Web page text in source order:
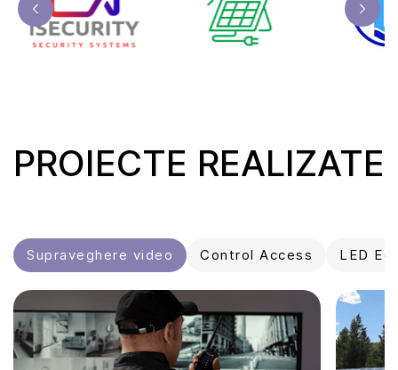
PROIECTE REALIZATE
Supraveghere video Control Access LED